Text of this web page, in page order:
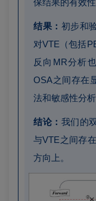
结果： 初步和
对VTE（包括
反向MR分析
OSA之间存在
法和敏感性分
结论： 我们的
与VTE之间存
方向上。